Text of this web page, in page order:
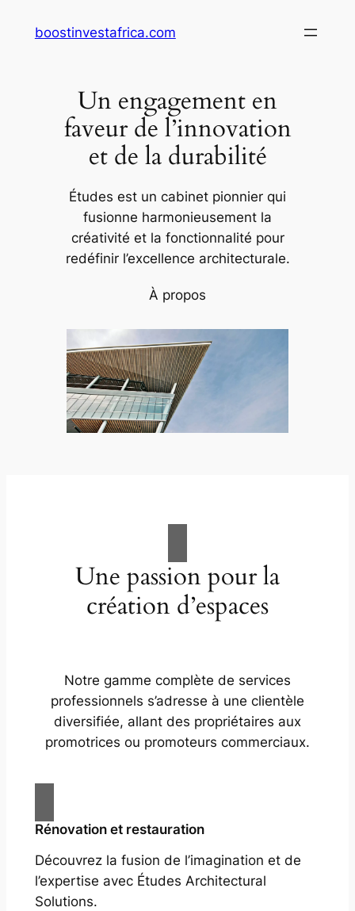
boostinvestafrica.com
Un engagement en
faveur de l’innovation
et de la durabilité
Études est un cabinet pionnier qui
fusionne harmonieusement la
créativité et la fonctionnalité pour
redéfinir l’excellence architecturale.
À propos
Une passion pour la
création d’espaces
Notre gamme complète de services
professionnels s’adresse à une clientèle
diversifiée, allant des propriétaires aux
promotrices ou promoteurs commerciaux.
Rénovation et restauration
Découvrez la fusion de l’imagination et de
l’expertise avec Études Architectural
Solutions.